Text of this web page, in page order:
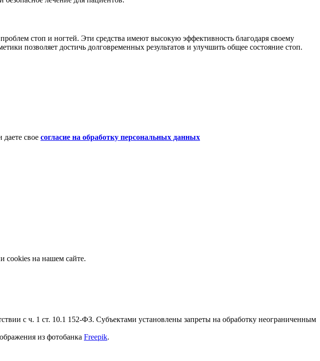
стоп и ногтей. Эти средства имеют высокую эффективность благодаря своему
позволяет достичь долговременных результатов и улучшить общее состояние стоп.
даете свое согласие на обработку персональных данных
на нашем сайте.
с ч. 1 ст. 10.1 152-ФЗ. Субъектами установлены запреты на обработку неограниченным
из фотобанка Freepik.